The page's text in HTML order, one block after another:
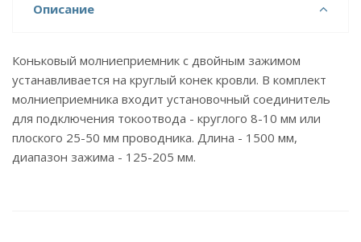
Описание
Коньковый молниеприемник с двойным зажимом
устанавливается на круглый конек кровли. В комплект
молниеприемника входит установочный соединитель
для подключения токоотвода - круглого 8-10 мм или
плоского 25-50 мм проводника. Длина - 1500 мм,
диапазон зажима - 125-205 мм.